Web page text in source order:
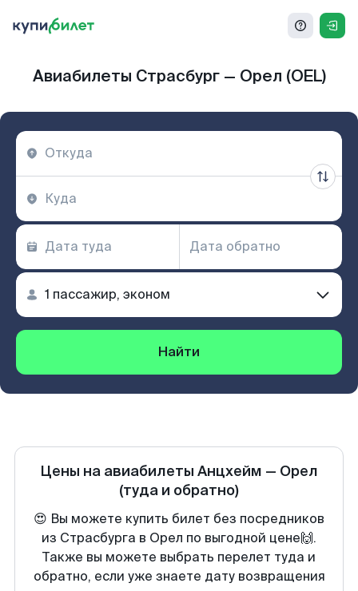
Авиабилеты Страсбург — Орел (OEL)
Найти
Цены на авиабилеты Анцхейм — Орел
(туда и обратно)
😍 Вы можете купить билет без посредников
из Страсбурга в Орел по выгодной цене🙌.
Также вы можете выбрать перелет туда и
обратно, если уже знаете дату возвращения